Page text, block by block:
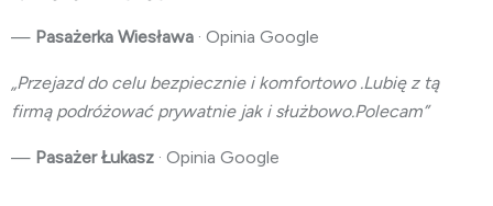
— Pasażerka Wiesława · Opinia Google
„Przejazd do celu bezpiecznie i komfortowo .Lubię z tą
firmą podróżować prywatnie jak i służbowo.Polecam”
— Pasażer Łukasz · Opinia Google